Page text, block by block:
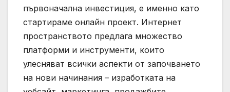
първоначална инвестиция, е именно като
стартираме онлайн проект. Интернет
пространството предлага множество
платформи и инструменти, които
улесняват всички аспекти от започването
на нови начинания – изработката на